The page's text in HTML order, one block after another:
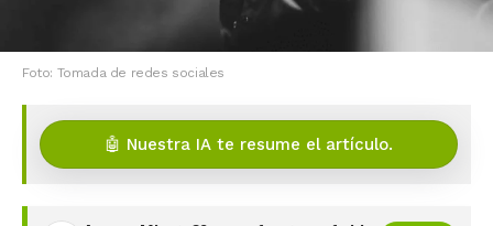
Foto: Tomada de redes sociales
🤖 Nuestra IA te resume el artículo.